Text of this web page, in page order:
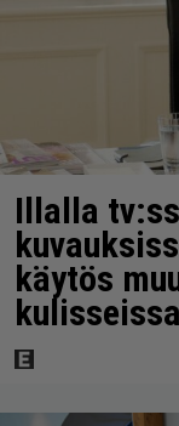
Illalla
käytös
kulisseissa